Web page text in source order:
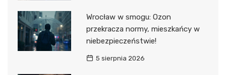
Wrocław w smogu: Ozon
przekracza normy, mieszkańcy w
niebezpieczeństwie!
5 sierpnia 2026